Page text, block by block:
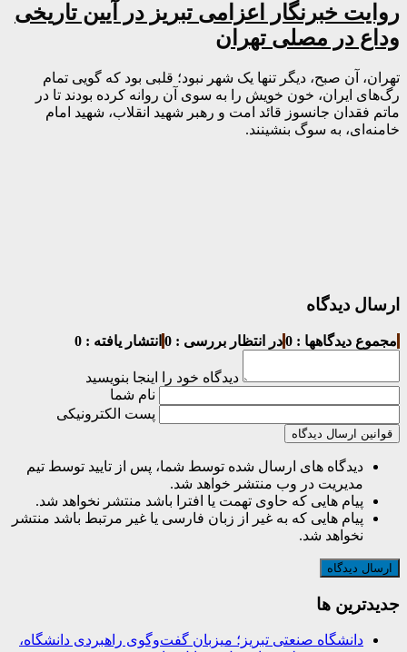
روایت خبرنگار اعزامی تبریز در آیین تاریخی
وداع در مصلی تهران
تهران، آن صبح، دیگر تنها یک شهر نبود؛ قلبی بود که گویی تمام
رگ‌های ایران، خون خویش را به سوی آن روانه کرده بودند تا در
ماتم فقدان جانسوز قائد امت و رهبر شهید انقلاب، شهید امام
خامنه‌ای، به سوگ بنشینند.
ارسال دیدگاه
مجموع دیدگاهها : 0 در انتظار بررسی : 0 انتشار یافته : 0
دیدگاه خود را اینجا بنویسید
نام شما
پست الکترونیکی
قوانین ارسال دیدگاه
دیدگاه های ارسال شده توسط شما، پس از تایید توسط تیم
مدیریت در وب منتشر خواهد شد.
پیام هایی که حاوی تهمت یا افترا باشد منتشر نخواهد شد.
پیام هایی که به غیر از زبان فارسی یا غیر مرتبط باشد منتشر
نخواهد شد.
جديدترين ها
دانشگاه صنعتی تبریز؛ میزبان گفت‌وگوی راهبردی دانشگاه،